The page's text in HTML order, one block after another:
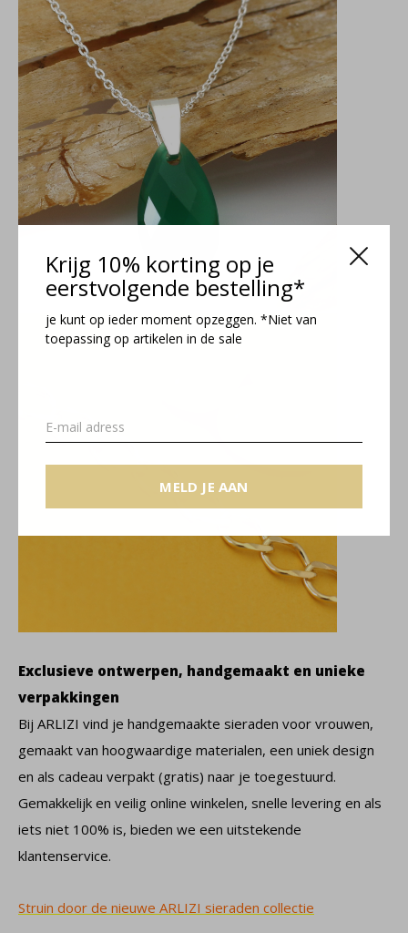
Krijg 10% korting op je
eerstvolgende bestelling*
je kunt op ieder moment opzeggen. *Niet van
toepassing op artikelen in de sale
MELD JE AAN
Exclusieve ontwerpen, handgemaakt en unieke
verpakkingen
Bij ARLIZI vind je handgemaakte sieraden voor vrouwen,
gemaakt van hoogwaardige materialen, een uniek design
en als cadeau verpakt (gratis) naar je toegestuurd.
Gemakkelijk en veilig online winkelen, snelle levering en als
iets niet 100% is, bieden we een uitstekende
klantenservice.
Struin door de nieuwe ARLIZI sieraden collectie